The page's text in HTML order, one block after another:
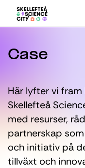
Case
Här lyfter vi
Skellefteå
med resurser,
partnerskap
och initiativ på
tillväxt och